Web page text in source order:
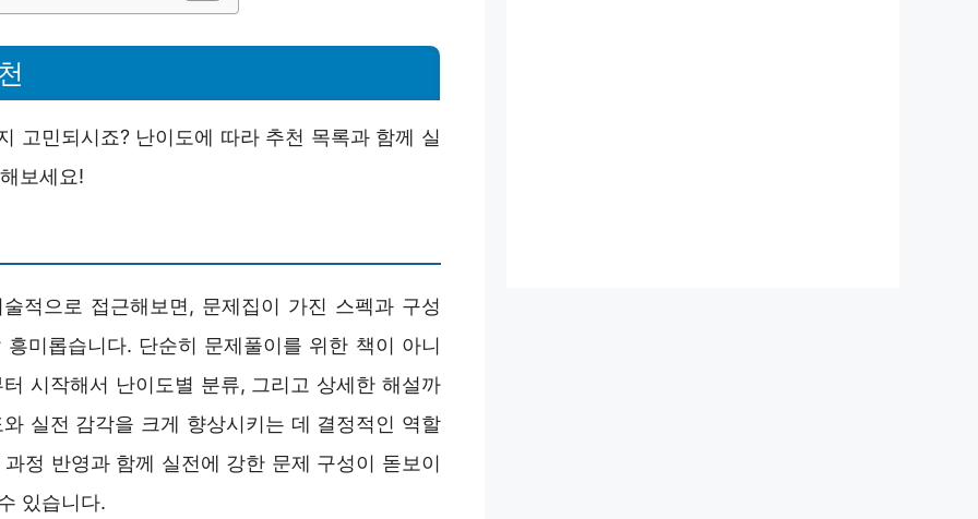
고민되시죠? 난이도에 따라 추천 목록과 함께 실
보세요!
적으로 접근해보면, 문제집이 가진 스펙과 구성
미롭습니다. 단순히 문제풀이를 위한 책이 아니
시작해서 난이도별 분류, 그리고 상세한 해설까
실전 감각을 크게 향상시키는 데 결정적인 역할
정 반영과 함께 실전에 강한 문제 구성이 돋보이
있습니다.